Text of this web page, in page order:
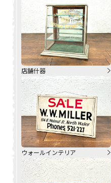
店舗什器
ウォールインテリア